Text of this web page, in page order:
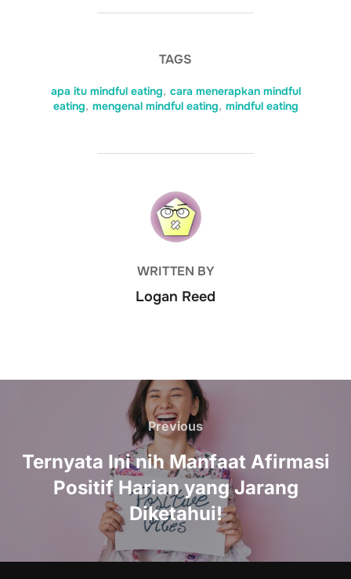
TAGS
apa itu mindful eating, cara menerapkan mindful
eating, mengenal mindful eating, mindful eating
POST AUTHOR
WRITTEN BY
Logan Reed
Previous
Previous
Ternyata Ini nih Manfaat Afirmasi
Positif Harian yang Jarang
Diketahui!